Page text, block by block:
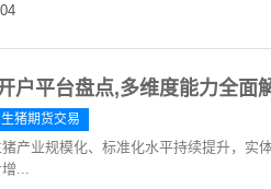
户平台盘点,多维度能力全面
生猪期货交易
产业规模化、标准化水平持续提升，实
...